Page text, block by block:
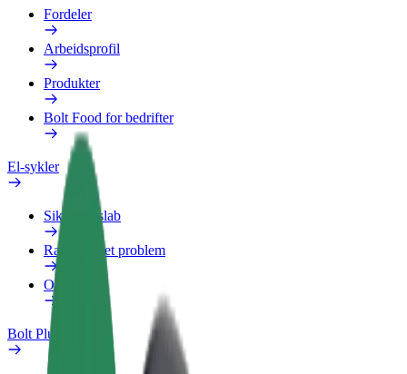
Fordeler
Arbeidsprofil
Produkter
Bolt Food for bedrifter
El-sykler
Sikkerhetslab
Rapporter et problem
OSS
Bolt Pluss